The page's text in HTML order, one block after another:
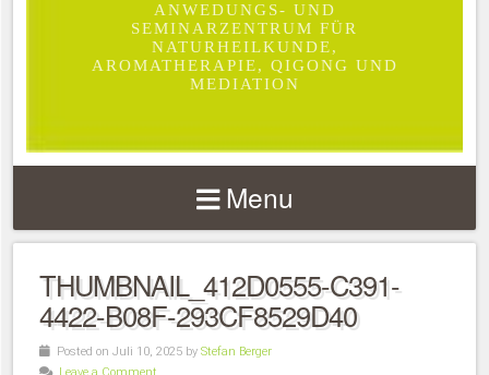
ANWEDUNGS- UND
SEMINARZENTRUM FÜR
NATURHEILKUNDE,
AROMATHERAPIE, QIGONG UND
MEDIATION
Menu
THUMBNAIL_412D0555-C391-
4422-B08F-293CF8529D40
Posted on Juli 10, 2025 by Stefan Berger